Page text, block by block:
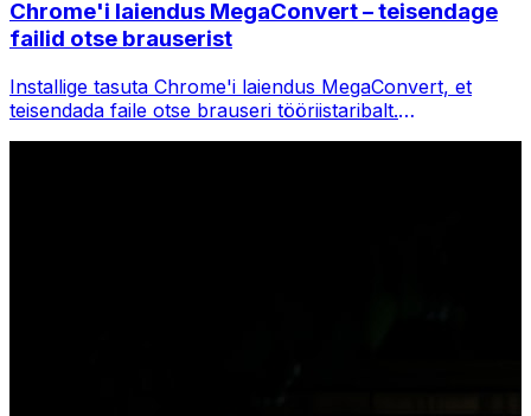
Chrome'i laiendus MegaConvert – teisendage
failid otse brauserist
Installige tasuta Chrome'i laiendus MegaConvert, et
teisendada faile otse brauseri tööriistaribalt.